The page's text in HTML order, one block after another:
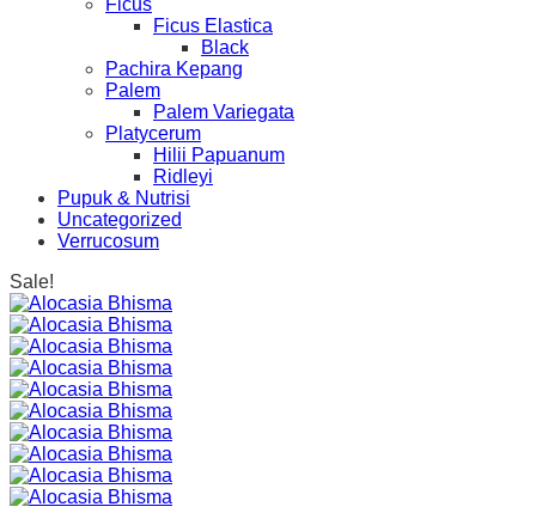
Ficus
Ficus Elastica
Black
Pachira Kepang
Palem
Palem Variegata
Platycerum
Hilii Papuanum
Ridleyi
Pupuk & Nutrisi
Uncategorized
Verrucosum
Sale!